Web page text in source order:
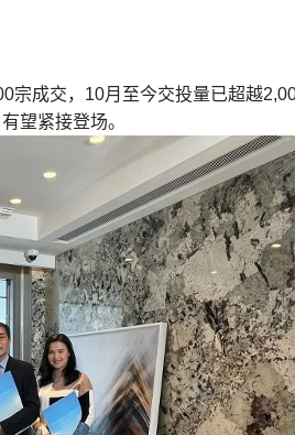
宗成交，10月至今交投量已超越
望紧接登场。